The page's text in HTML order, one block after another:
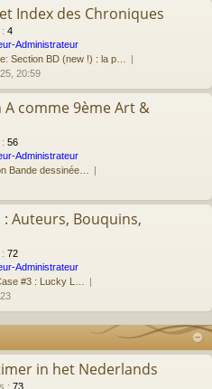
Index des Chroniques
: 4
Administrateur
Section BD (new !) : la p…
20:59
A comme 9ème Art &
: 56
Administrateur
Bande dessinée…
: Auteurs, Bouquins,
: 72
Administrateur
#3 : Lucky L…
in het Nederlands
: 73